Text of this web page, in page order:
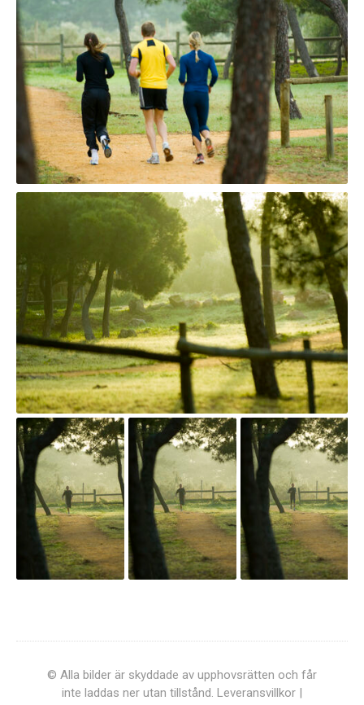
© Alla bilder är skyddade av upphovsrätten och får
inte laddas ner utan tillstånd. Leveransvillkor |